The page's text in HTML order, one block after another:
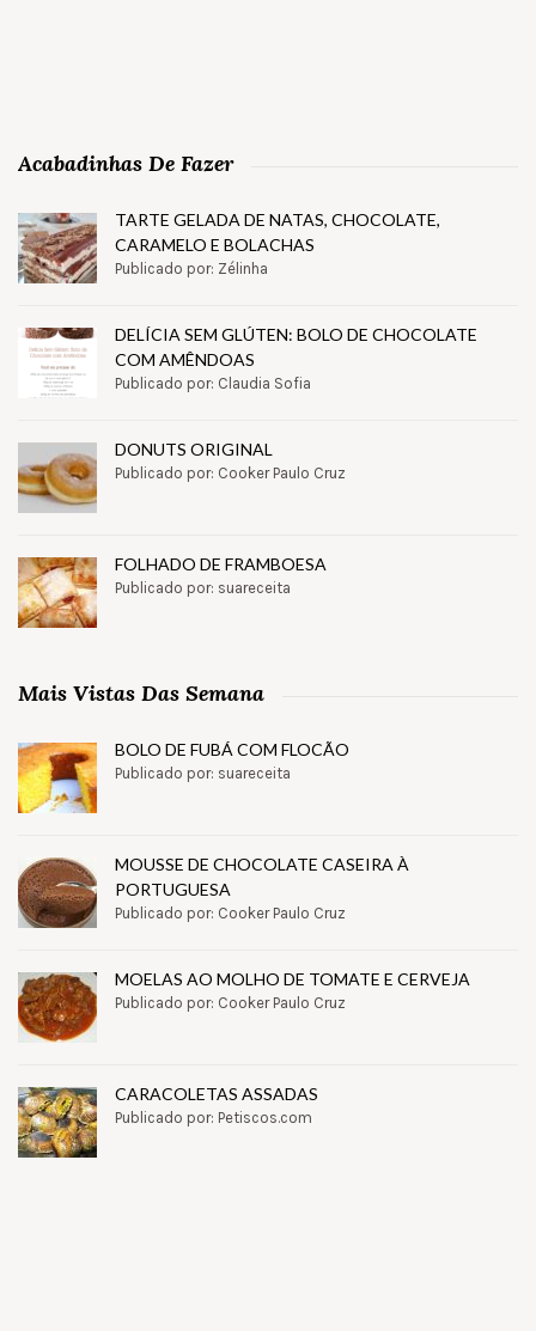
Acabadinhas De Fazer
TARTE GELADA DE NATAS, CHOCOLATE,
CARAMELO E BOLACHAS
Publicado por: Zélinha
DELÍCIA SEM GLÚTEN: BOLO DE CHOCOLATE
COM AMÊNDOAS
Publicado por: Claudia Sofia
DONUTS ORIGINAL
Publicado por: Cooker Paulo Cruz
FOLHADO DE FRAMBOESA
Publicado por: suareceita
Mais Vistas Das Semana
BOLO DE FUBÁ COM FLOCÃO
Publicado por: suareceita
MOUSSE DE CHOCOLATE CASEIRA À
PORTUGUESA
Publicado por: Cooker Paulo Cruz
MOELAS AO MOLHO DE TOMATE E CERVEJA
Publicado por: Cooker Paulo Cruz
CARACOLETAS ASSADAS
Publicado por: Petiscos.com